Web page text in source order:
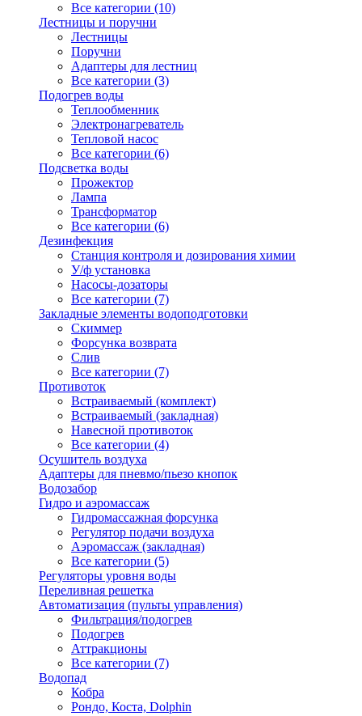
Все категории (10)
Лестницы и поручни
Лестницы
Поручни
Адаптеры для лестниц
Все категории (3)
Подогрев воды
Теплообменник
Электронагреватель
Тепловой насос
Все категории (6)
Подсветка воды
Прожектор
Лампа
Трансформатор
Все категории (6)
Дезинфекция
Станция контроля и дозирования химии
У/ф установка
Насосы-дозаторы
Все категории (7)
Закладные элементы водоподготовки
Скиммер
Форсунка возврата
Слив
Все категории (7)
Противоток
Встраиваемый (комплект)
Встраиваемый (закладная)
Навесной противоток
Все категории (4)
Осушитель воздуха
Адаптеры для пневмо/пьезо кнопок
Водозабор
Гидро и аэромассаж
Гидромассажная форсунка
Регулятор подачи воздуха
Аэромассаж (закладная)
Все категории (5)
Регуляторы уровня воды
Переливная решетка
Автоматизация (пульты управления)
Фильтрация/подогрев
Подогрев
Аттракционы
Все категории (7)
Водопад
Кобра
Рондо, Коста, Dolphin